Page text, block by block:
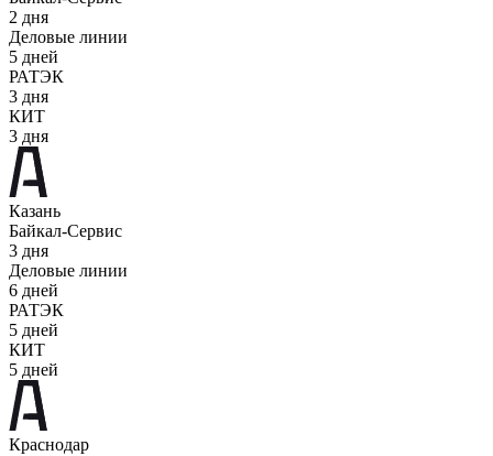
2 дня
Деловые линии
5 дней
РАТЭК
3 дня
КИТ
3 дня
Казань
Байкал-Сервис
3 дня
Деловые линии
6 дней
РАТЭК
5 дней
КИТ
5 дней
Краснодар